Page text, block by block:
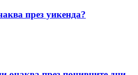
през уикенда?